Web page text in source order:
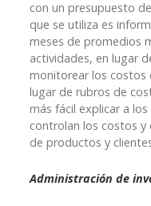
con un presupuesto
que se utiliza es
meses de promedios
actividades, en lugar
monitorear los costos
lugar de rubros de
más fácil explicar a
controlan los costos y
de productos y
Administración de